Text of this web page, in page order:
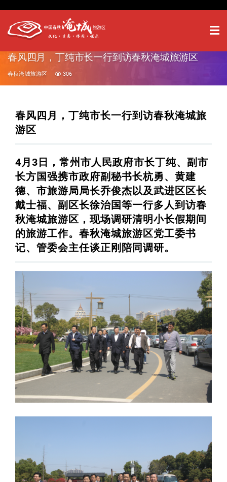
春风四月，丁纯市长一行到访春秋淹城旅游区​
春秋淹城旅游区 306
春风四月， 丁纯市长一行到访春秋淹城旅
游区
4月3日，常州市人民政府市长丁纯、副市
长方国强携市政府副秘书长杭勇、黄建
德、市旅游局局长乔俊杰以及武进区区长
戴士福、副区长徐治国等一行多人到访春
秋淹城旅游区，现场调研清明小长假期间
的旅游工作。春秋淹城旅游区党工委书
记、管委会主任谈正刚陪同调研。